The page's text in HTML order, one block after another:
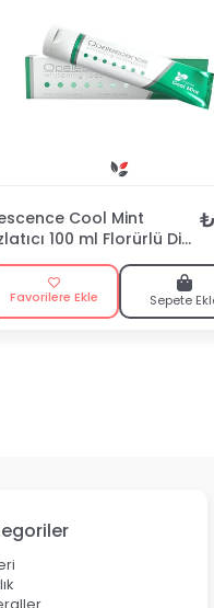
Cool Mint
100 ml Florürlü Diş
Favorilere Ekle Sepete